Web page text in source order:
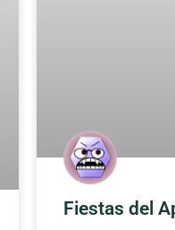
Fiestas del